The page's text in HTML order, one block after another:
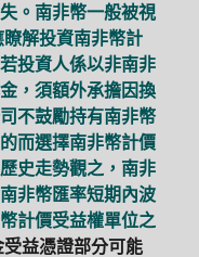
。南非幣一般被視
解投資南非幣計
投資人係以非南非
，須額外承擔因換
不鼓勵持有南非幣
而選擇南非幣計價
史走勢觀之，南非
非幣匯率短期內波
計價受益權單位之
益憑證部分可能